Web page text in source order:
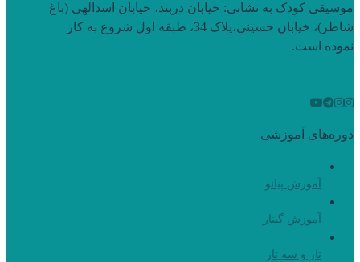
موسیقی کودک به نشانی: خیابان دربند، خیابان اسدالهی (باغ
شاطر)، خیابان حسینی،پلاک 34، طبقه اول شروع به کار
نموده است.
دوره‌های آموزشی
آموزش پیانو
آموزش گیتار
تار و سه تار